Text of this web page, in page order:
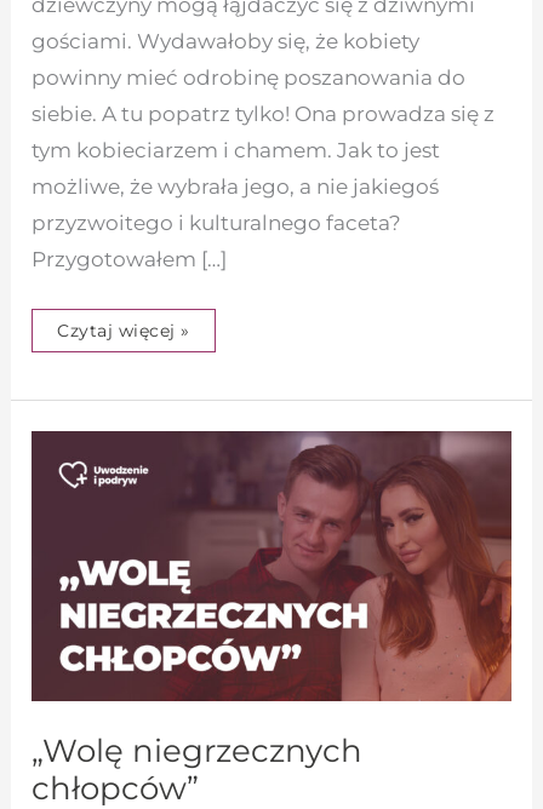
dziewczyny mogą łąjdaczyć się z dziwnymi
gościami. Wydawałoby się, że kobiety
powinny mieć odrobinę poszanowania do
siebie. A tu popatrz tylko! Ona prowadza się z
tym kobieciarzem i chamem. Jak to jest
możliwe, że wybrała jego, a nie jakiegoś
przyzwoitego i kulturalnego faceta?
Przygotowałem […]
Czytaj więcej »
„Wolę niegrzecznych
chłopców”
„Wolę
niegrzecznych
chłopców”